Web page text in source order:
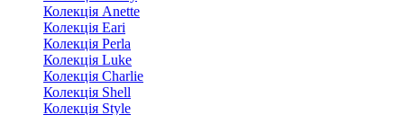
Колекція Anette
Колекція Eari
Колекція Perla
Колекція Luke
Колекція Charlie
Колекція Shell
Колекція Style